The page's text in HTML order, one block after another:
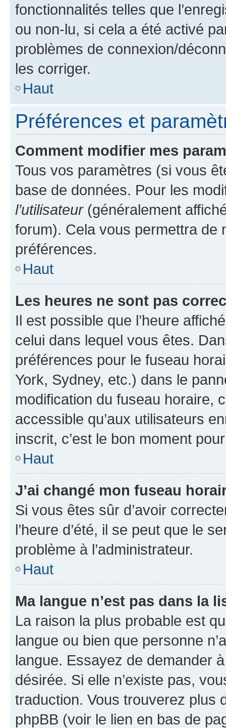
fonctionnalités telles que
ou non-lu, si cela a été activé
problèmes de connexion/
les corriger.
Haut
Préférences et
Comment modifier mes
Tous vos paramètres (si vous
base de données. Pour les
l’utilisateur(généralement
forum). Cela vous permettra de
préférences.
Haut
Les heures ne sont pas
Il est possible que l’heure
celui dans lequel vous êtes.
préférences pour le fuseau
York, Sydney, etc.) dans le
modification du fuseau horaire,
accessible qu’aux utilisateurs
inscrit, c’est le bon moment
Haut
J’ai changé mon fuseau
Si vous êtes sûr d’avoir
l’heure d’été, il se peut que le
problème à l’administrateur.
Haut
Ma langue n’est pas dans la
La raison la plus probable est
langue ou bien que personne
langue. Essayez de demander
désirée. Si elle n’existe pas,
traduction. Vous trouverez plus
phpBB (voir le lien en bas de